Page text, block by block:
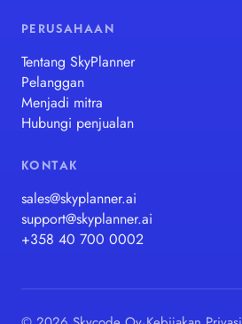
PERUSAHAAN
Tentang SkyPlanner
Pelanggan
Menjadi mitra
Hubungi penjualan
KONTAK
sales@skyplanner.ai
support@skyplanner.ai
+358 40 700 0002